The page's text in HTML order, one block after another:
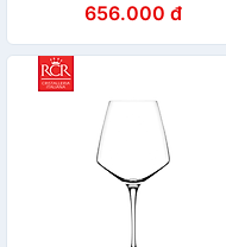
Timeless - Timeless Wine
Glass 650 ml
656.000 đ